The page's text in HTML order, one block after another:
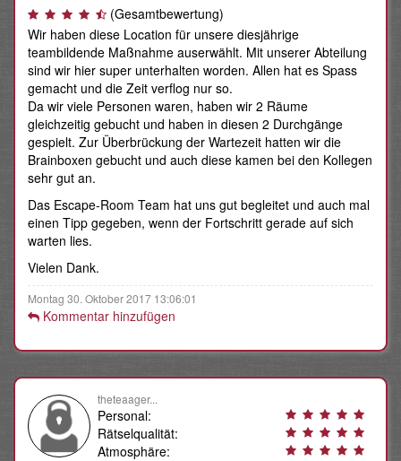
(Gesamtbewertung)
Wir haben diese Location für unsere diesjährige
teambildende Maßnahme auserwählt. Mit unserer Abteilung
sind wir hier super unterhalten worden. Allen hat es Spass
gemacht und die Zeit verflog nur so.
Da wir viele Personen waren, haben wir 2 Räume
gleichzeitig gebucht und haben in diesen 2 Durchgänge
gespielt. Zur Überbrückung der Wartezeit hatten wir die
Brainboxen gebucht und auch diese kamen bei den Kollegen
sehr gut an.
Das Escape-Room Team hat uns gut begleitet und auch mal
einen Tipp gegeben, wenn der Fortschritt gerade auf sich
warten lies.
Vielen Dank.
Montag 30. Oktober 2017 13:06:01
Kommentar hinzufügen
theteaager...
Personal:
Rätselqualität:
Atmosphäre: